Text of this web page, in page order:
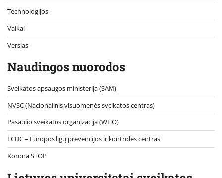
Technologijos
Vaikai
Verslas
Naudingos nuorodos
Sveikatos apsaugos ministerija (SAM)
NVSC (Nacionalinis visuomenės sveikatos centras)
Pasaulio sveikatos organizacija (WHO)
ECDC – Europos ligų prevencijos ir kontrolės centras
Korona STOP